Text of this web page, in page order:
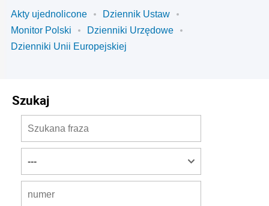
Akty ujednolicone
Dziennik Ustaw
Monitor Polski
Dzienniki Urzędowe
Dzienniki Unii Europejskiej
Szukaj